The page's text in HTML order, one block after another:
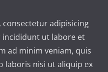
adipisicing
incididunt ut labore et
ad minim veniam, quis
laboris nisi ut aliquip ex